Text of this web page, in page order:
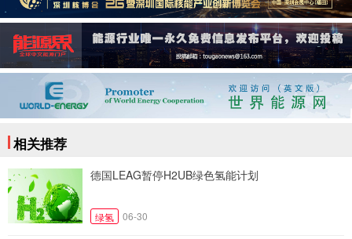
相关推荐
德国LEAG暂停H2UB绿色氢能计划
绿氢 06-30